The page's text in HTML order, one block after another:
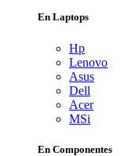
En Laptops
Hp
Lenovo
Asus
Dell
Acer
MSi
En Componentes